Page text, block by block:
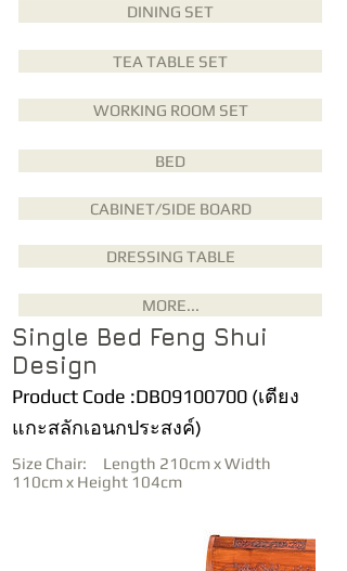
DINING SET
TEA TABLE SET
WORKING ROOM SET
BED
CABINET/SIDE BOARD
DRESSING TABLE
Single Bed Feng Shui
Design
Product Code :DB09100700 (เตียง
แกะสลักเอนกประสงค์)
Size Chair: Length 210cm x Width
110cm x Height 104cm
MORE...